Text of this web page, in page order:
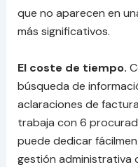
que no aparecen en
más significativos.
El coste de tiempo.
búsqueda de
aclaraciones de
trabaja con 6
puede dedicar
gestión administrativa